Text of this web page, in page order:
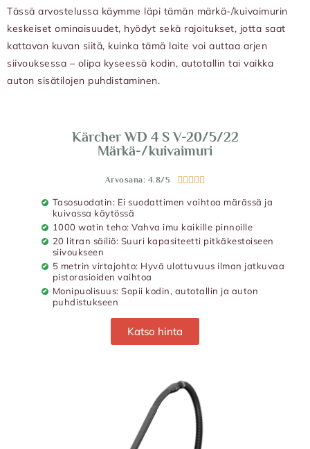
Tässä arvostelussa käymme läpi tämän märkä-/kuivaimurin
keskeiset ominaisuudet, hyödyt sekä rajoitukset, jotta saat
kattavan kuvan siitä, kuinka tämä laite voi auttaa arjen
siivouksessa – olipa kyseessä kodin, autotallin tai vaikka
auton sisätilojen puhdistaminen.
Kärcher WD 4 S V-20/5/22
Märkä-/kuivaimuri
Arvosana: 4.8/5     
Tasosuodatin: Ei suodattimen vaihtoa märässä ja
kuivassa käytössä
1000 watin teho: Vahva imu kaikille pinnoille
20 litran säiliö: Suuri kapasiteetti pitkäkestoiseen
siivoukseen
5 metrin virtajohto: Hyvä ulottuvuus ilman jatkuvaa
pistorasioiden vaihtoa
Monipuolisuus: Sopii kodin, autotallin ja auton
puhdistukseen
Katso hinta